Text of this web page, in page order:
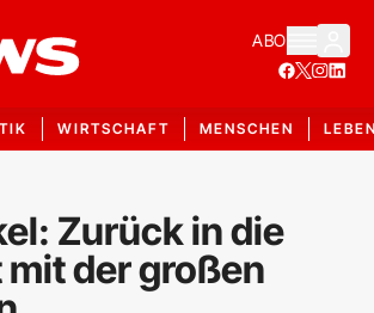
ABO
WIRTSCHAFT MENSCHEN
Zurück in die
der großen